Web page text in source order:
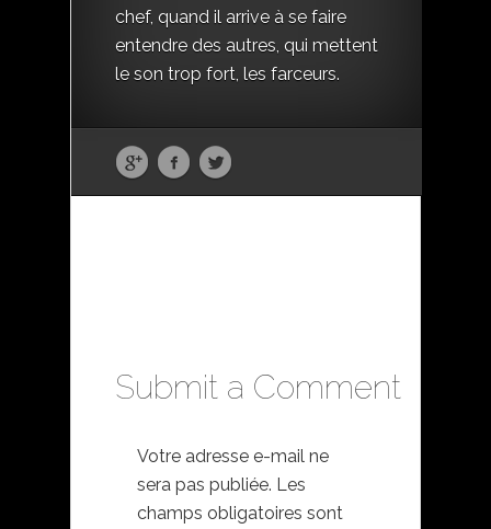
chef, quand il arrive à se faire
entendre des autres, qui mettent
le son trop fort, les farceurs.
Submit a Comment
Votre adresse e-mail ne
sera pas publiée. Les
champs obligatoires sont